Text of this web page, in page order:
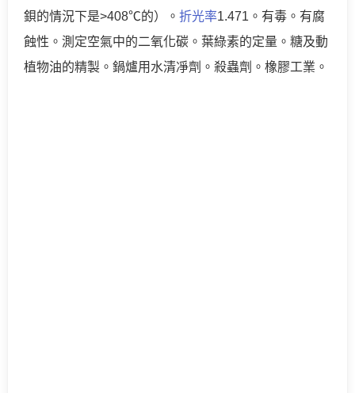
鋇的情況下是>408℃的）。 折光率1.471。有毒。有腐
蝕性。測定空氣中的二氧化碳。葉綠素的定量。糖及動
植物油的精製。鍋爐用水清凈劑。殺蟲劑。橡膠工業。